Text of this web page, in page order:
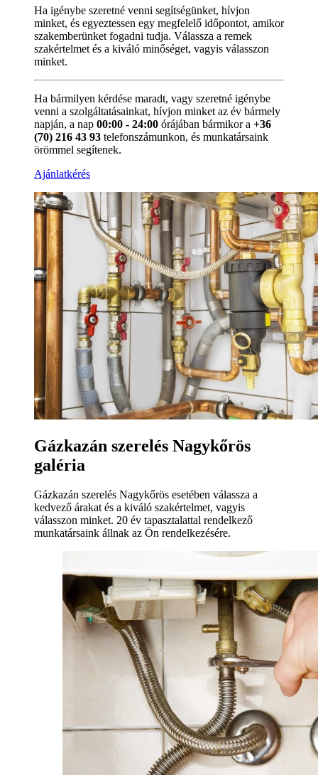
Ha igénybe szeretné venni segítségünket, hívjon
minket, és egyeztessen egy megfelelő időpontot, amikor
szakemberünket fogadni tudja. Válassza a remek
szakértelmet és a kiváló minőséget, vagyis válasszon
minket.
Ha bármilyen kérdése maradt, vagy szeretné igénybe
venni a szolgáltatásainkat, hívjon minket az év bármely
napján, a nap 00:00 - 24:00 órájában bármikor a +36
(70) 216 43 93 telefonszámunkon, és munkatársaink
örömmel segítenek.
Ajánlatkérés
Gázkazán szerelés Nagykőrös
galéria
Gázkazán szerelés Nagykőrös esetében válassza a
kedvező árakat és a kiváló szakértelmet, vagyis
válasszon minket. 20 év tapasztalattal rendelkező
munkatársaink állnak az Ön rendelkezésére.